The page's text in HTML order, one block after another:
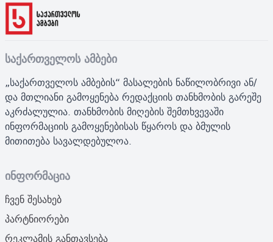
საქართველოს ამბები
„საქართველოს ამბების“ მასალების ნაწილობრივი ან/
და მთლიანი გამოყენება რედაქციის თანხმობის გარეშე
აკრძალულია. თანხმობის მიღების შემთხვევაში
ინფორმაციის გამოყენებისას წყაროს და ბმულის
მითითება სავალდებულოა.
ინფორმაცია
ჩვენ შესახებ
პარტნიორები
რეკლამის განთავსება